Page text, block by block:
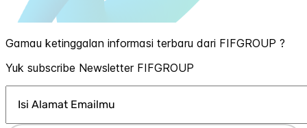
Gamau ketinggalan informasi terbaru dari FIFGROUP ?
Yuk subscribe Newsletter FIFGROUP